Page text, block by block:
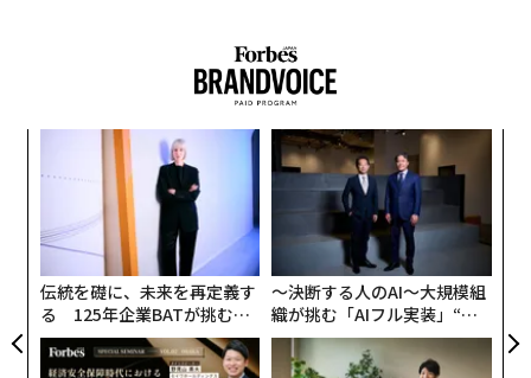
伝統を礎に、未来を再定義す
る 125年企業BATが挑むス
モークレスな未来
〜決断する人のAI〜大規模組
織が挑む「AIフル実装」“使
う”企業から“動く”企業へ【N
TTドコモビジネス×PwC】